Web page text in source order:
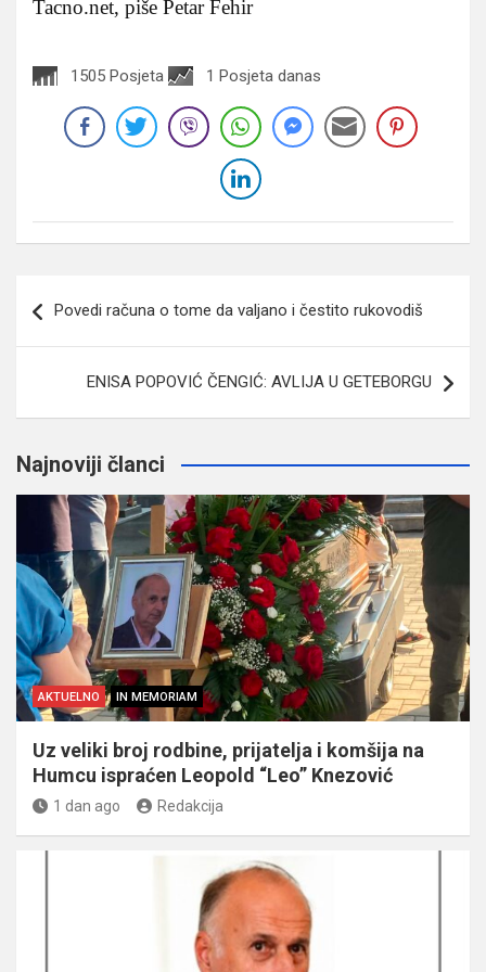
Tacno.net, piše Petar Fehir
1505 Posjeta 1 Posjeta danas
članaka
Povedi računa o tome da valjano i čestito rukovodiš
ENISA POPOVIĆ ČENGIĆ: AVLIJA U GETEBORGU
Najnoviji članci
AKTUELNO IN MEMORIAM
Uz veliki broj rodbine, prijatelja i komšija na
Humcu ispraćen Leopold “Leo” Knezović
1 dan ago Redakcija